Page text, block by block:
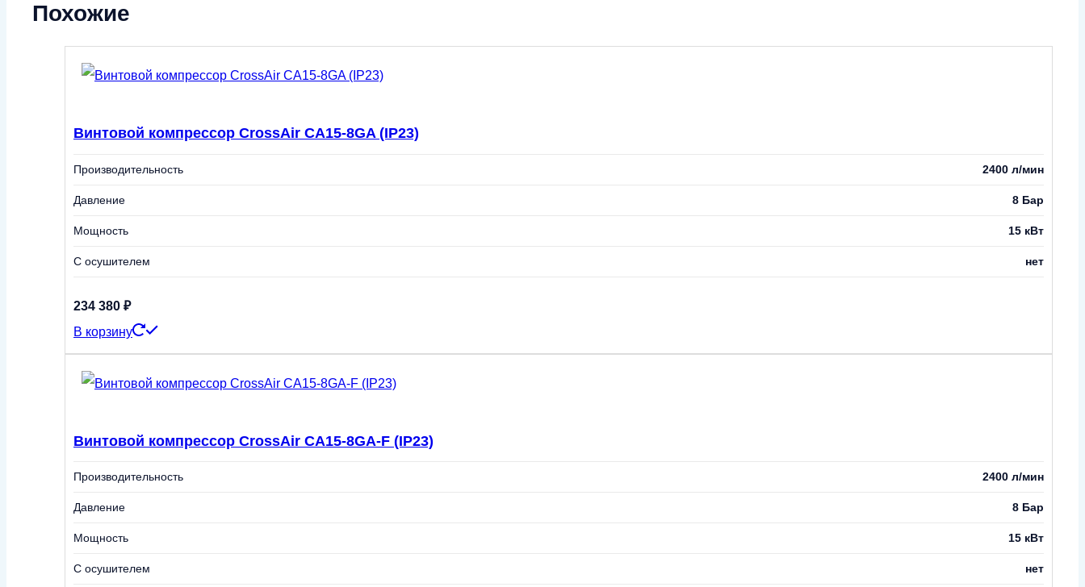
Похожие
Винтовой компрессор CrossAir CA15-8GA (IP23)
Производительность 2400 л/мин
Давление 8 Бар
Мощность 15 кВт
С осушителем нет
234 380 ₽
В корзину
Винтовой компрессор CrossAir CA15-8GA-F (IP23)
Производительность 2400 л/мин
Давление 8 Бар
Мощность 15 кВт
С осушителем нет